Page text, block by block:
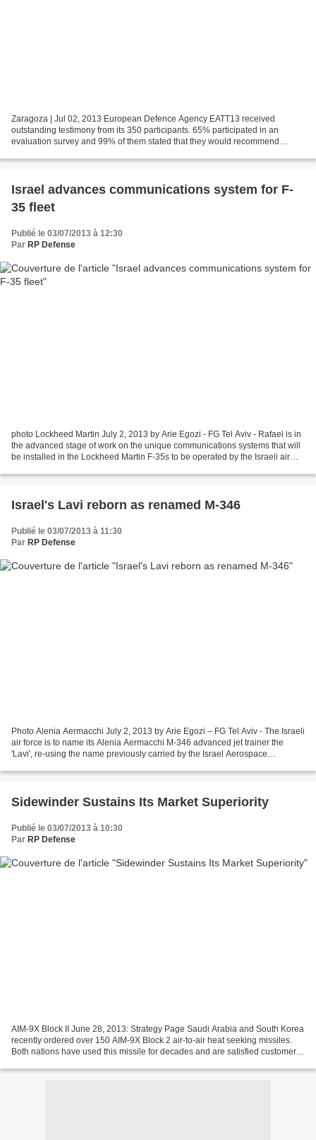
Zaragoza | Jul 02, 2013 European Defence Agency EATT13 received
outstanding testimony from its 350 participants. 65% participated in an
evaluation survey and 99% of them stated that they would recommend
Israel advances communications system for F-
35 fleet
Publié le 03/07/2013 à 12:30
Par RP Defense
photo Lockheed Martin July 2, 2013 by Arie Egozi - FG Tel Aviv - Rafael is in
the advanced stage of work on the unique communications systems that will
be installed in the Lockheed Martin F-35s to be operated by the Israeli air
Israel's Lavi reborn as renamed M-346
Publié le 03/07/2013 à 11:30
Par RP Defense
Photo Alenia Aermacchi July 2, 2013 by Arie Egozi – FG Tel Aviv - The Israeli
air force is to name its Alenia Aermacchi M-346 advanced jet trainer the
'Lavi', re-using the name previously carried by the Israel Aerospace
Sidewinder Sustains Its Market Superiority
Publié le 03/07/2013 à 10:30
Par RP Defense
AIM-9X Block II June 28, 2013: Strategy Page Saudi Arabia and South Korea
recently ordered over 150 AIM-9X Block 2 air-to-air heat seeking missiles.
Both nations have used this missile for decades and are satisfied customers.